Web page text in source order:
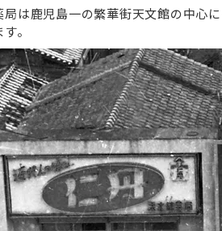
局は鹿児島一の繁華街天文館の中心
。